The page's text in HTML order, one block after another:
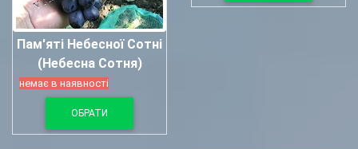
Пам'яті Небесної Сотні
(Небесна Сотня)
немає в наявності
ОБРАТИ